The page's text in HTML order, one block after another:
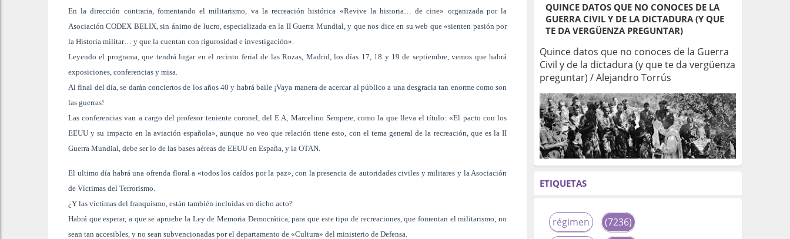
En la dirección contraria, fomentando el militarismo, va la recreación histórica «Revive la historia… de cine» organizada por la
Asociación CODEX BELIX, sin ánimo de lucro, especializada en la II Guerra Mundial, y que nos dice en su web que «sienten pasión por
la Historia militar… y que la cuentan con rigurosidad e investigación».
Leyendo el programa, que tendrá lugar en el recinto ferial de las Rozas, Madrid, los días 17, 18 y 19 de septiembre, vemos que habrá
exposiciones, conferencias y misa.
Al final del día, se darán conciertos de los años 40 y habrá baile ¡Vaya manera de acercar al público a una desgracia tan enorme como son
las guerras!
Las conferencias van a cargo del profesor teniente coronel, del E.A, Marcelino Sempere, como la que lleva el título: «El pacto con los
EEUU y su impacto en la aviación española», aunque no veo que relación tiene esto, con el tema general de la recreación, que es la II
Guerra Mundial, debe ser lo de las bases aéreas de EEUU en España, y la OTAN.
El ultimo día habrá una ofrenda floral a «todos los caídos por la paz», con la presencia de autoridades civiles y militares y la Asociación
de Víctimas del Terrorismo.
¿Y las víctimas del franquismo, están también incluidas en dicho acto?
Habrá que esperar, a que se apruebe la Ley de Memoria Democrática, para que este tipo de recreaciones, que fomentan el militarismo, no
sean tan accesibles, y no sean subvencionadas por el departamento de «Cultura» del ministerio de Defensa.
QUINCE DATOS QUE NO CONOCES DE LA
GUERRA CIVIL Y DE LA DICTADURA (Y QUE
TE DA VERGÜENZA PREGUNTAR)
Quince datos que no conoces de la Guerra
Civil y de la dictadura (y que te da vergüenza
preguntar) / Alejandro Torrús
ETIQUETAS
régimen
(7236)